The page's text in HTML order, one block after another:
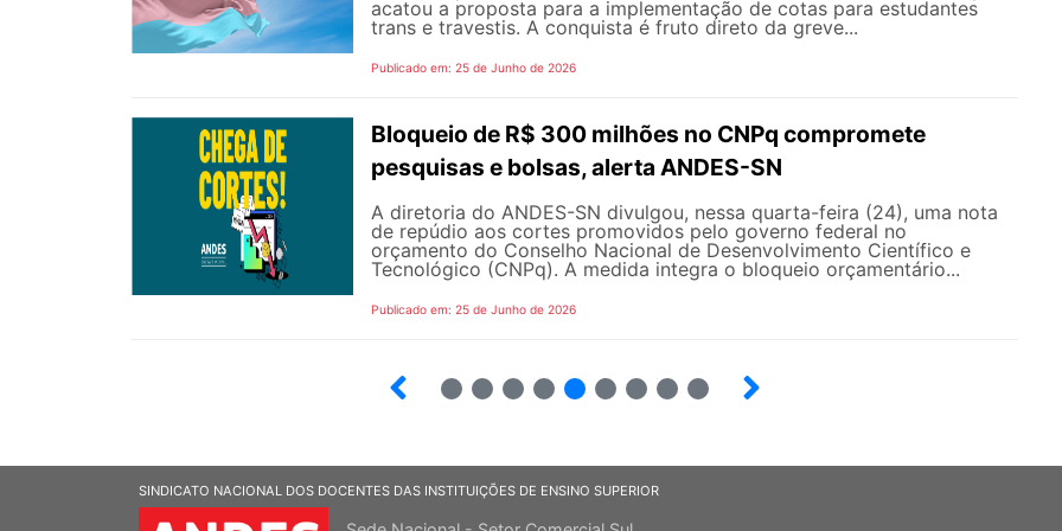
acatou a proposta para a implementação de cotas para estudantes
trans e travestis. A conquista é fruto direto da greve...
Publicado em: 25 de Junho de 2026
Bloqueio de R$ 300 milhões no CNPq compromete
pesquisas e bolsas, alerta ANDES-SN
A diretoria do ANDES-SN divulgou, nessa quarta-feira (24), uma nota
de repúdio aos cortes promovidos pelo governo federal no
orçamento do Conselho Nacional de Desenvolvimento Científico e
Tecnológico (CNPq). A medida integra o bloqueio orçamentário...
Publicado em: 25 de Junho de 2026
SINDICATO NACIONAL DOS DOCENTES DAS INSTITUIÇÕES DE ENSINO SUPERIOR